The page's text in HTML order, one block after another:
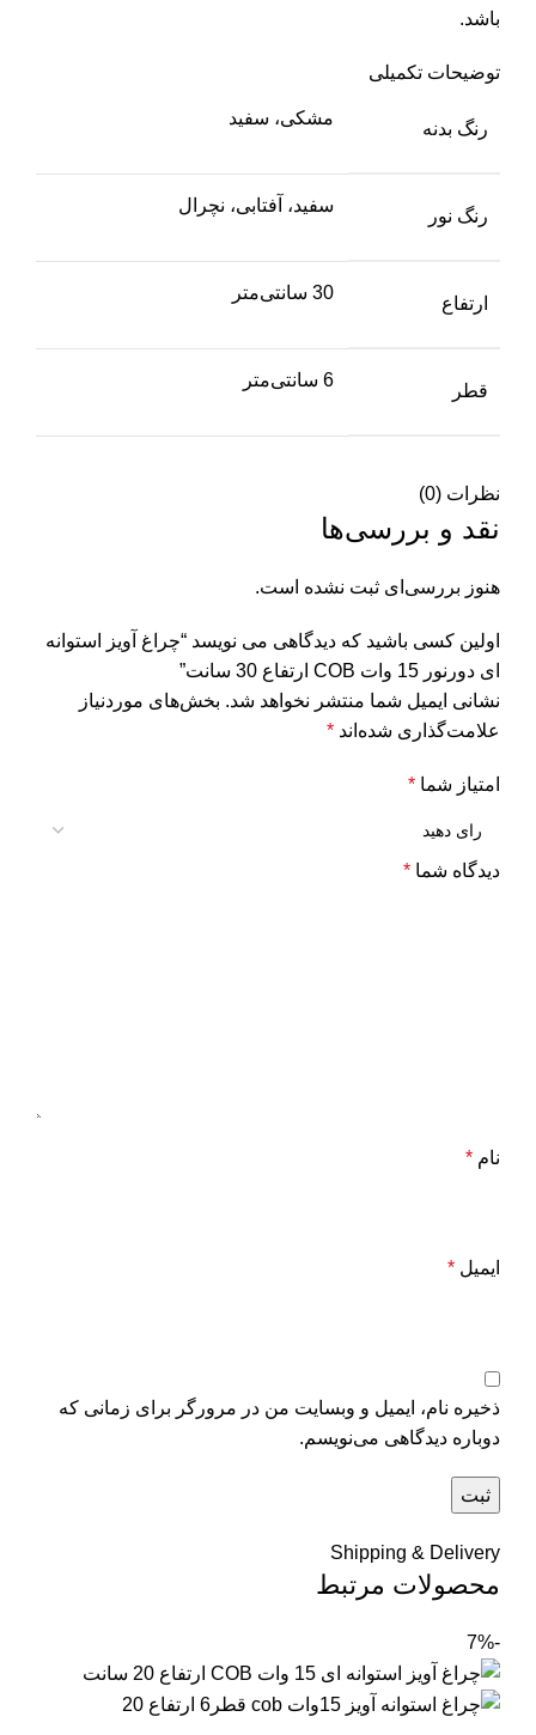
باشد.
توضیحات تکمیلی
رنگ بدنه
مشکی، سفید
رنگ نور
سفید، آفتابی، نچرال
ارتفاع
30 سانتی‌متر
قطر
6 سانتی‌متر
نظرات (0)
نقد و بررسی‌ها
هنوز بررسی‌ای ثبت نشده است.
اولین کسی باشید که دیدگاهی می نویسد “چراغ آویز استوانه
ای دورنور 15 وات COB ارتفاع 30 سانت”
نشانی ایمیل شما منتشر نخواهد شد. بخش‌های موردنیاز
علامت‌گذاری شده‌اند *
امتیاز شما *
دیدگاه شما *
نام *
ایمیل *
ذخیره نام، ایمیل و وبسایت من در مرورگر برای زمانی که
دوباره دیدگاهی می‌نویسم.
Shipping & Delivery
محصولات مرتبط
-7%